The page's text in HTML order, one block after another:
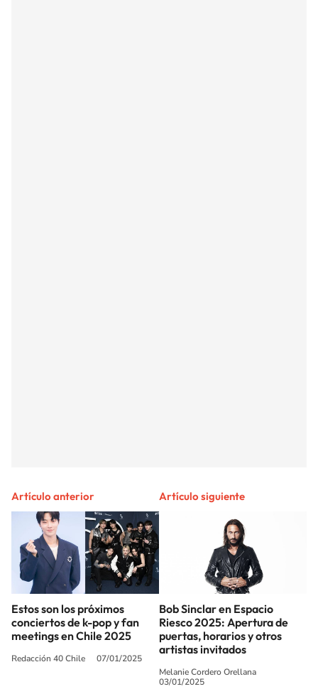
Artículo anterior
Estos son los próximos
conciertos de k-pop y fan
meetings en Chile 2025
Redacción 40 Chile 07/01/2025
Artículo siguiente
Bob Sinclar en Espacio
Riesco 2025: Apertura de
puertas, horarios y otros
artistas invitados
Melanie Cordero Orellana
03/01/2025